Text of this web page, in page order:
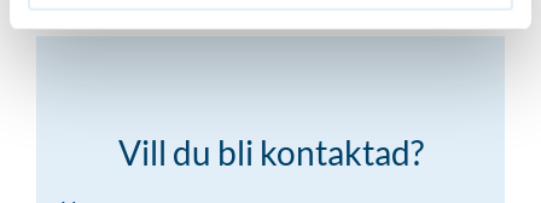
Vill du bli kontaktad?